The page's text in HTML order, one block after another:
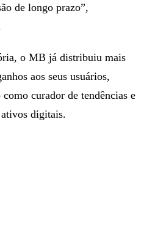
de longo prazo”,
o MB já distribuiu mais
aos seus usuários,
curador de tendências e
digitais.